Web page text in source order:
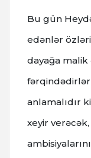
Bu gün
edənlər
dayağa malik
anlamalıdır
xeyir